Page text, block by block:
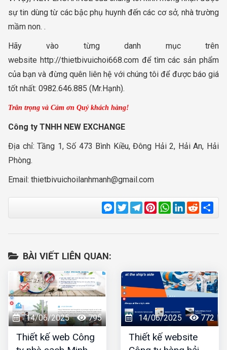
sự tin dùng từ các bậc phụ huynh đến các cơ sở, nhà trường
mầm non. .
Hãy vào từng danh mục trên
website http://thietbivuichoi668.com để tìm các sản phẩm
của bạn và đừng quên liên hệ với chúng tôi để được báo giá
tốt nhất: 0982.646.885 (Mr.Hạnh).
Trân trọng và Cảm ơn Quý khách hàng!
Công ty TNHH NEW EXCHANGE
Địa chỉ: Tầng 1, Số 473 Bình Kiều, Đông Hải 2, Hải An, Hải
Phòng.
Email: thietbivuichoilanhmanh@gmail.com
Messenger
TwitterTelegram
Pinterest
WhatsApp
LinkedIn
Reddit
BÀI VIẾT LIÊN QUAN:
14/06/2025 795
Thiết kế web Công
14/06/2025 772
Thiết kế website